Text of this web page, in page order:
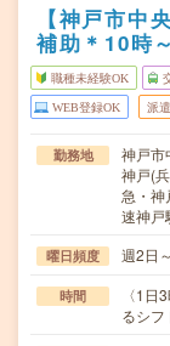
【神戸市中
補助＊10時
職種未経験OK
WEB登録OK 派遣
勤務地
神戸市
神戸(
急・神
速神戸
曜日頻度 週2日
時間
〈1
るシ